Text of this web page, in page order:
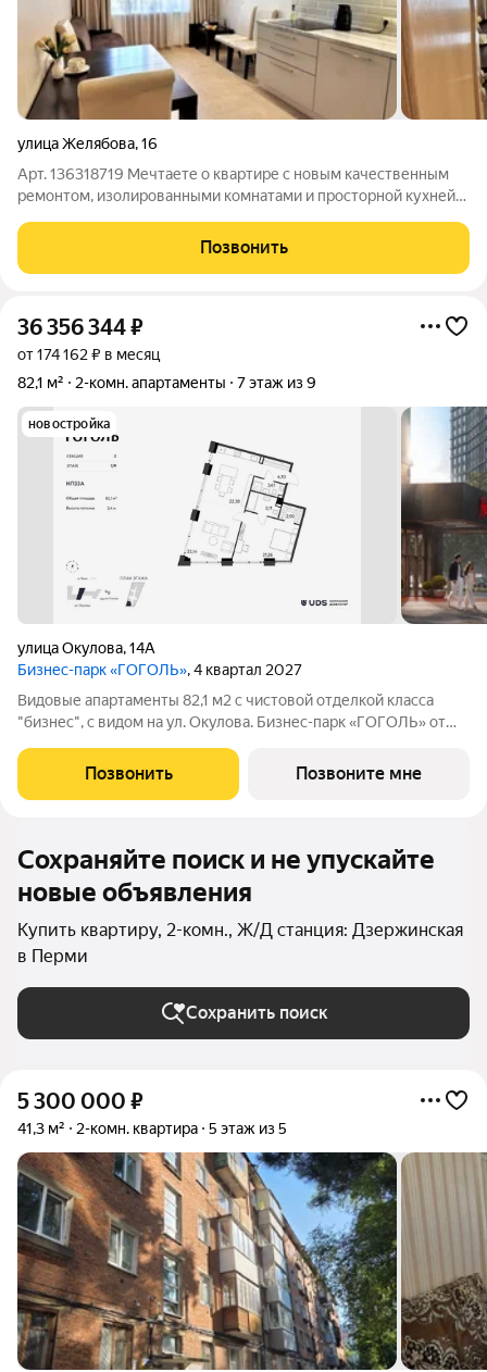
улица Желябова,16
Арт. 136318719 Мечтаете о квартире с новым качественным
ремонтом, изолированными комнатами и просторной кухней?
квартиру в ЖК "Пермские дворики", расположенную на 2
этаже в самом центре м/р Парковый!
Позвонить
36 356 344₽
от 174 162 ₽ в месяц
82,1 м²
2-комн. апартаменты 7 этаж из 9
новостройка
улица Окулова,14А
Бизнес-парк «ГОГОЛЬ», 4 квартал 2027
Видовые апартаменты 82,1 м2 с чистовой отделкой класса
"бизнес", с видом на ул. Окулова. Бизнес-парк «ГОГОЛЬ» от
исторической части города, на первой линии Камы, «ГОГОЛЬ»
объединяет в себе энергию
Позвонить Позвоните мне
Сохраняйте поиск и не упускайте
новые объявления
Купить квартиру, 2-комн., Ж/Д станция: Дзержинская
в Перми
Сохранить поиск
5 300 000 ₽
41,3 м² 2-комн. квартира 5 этаж из 5